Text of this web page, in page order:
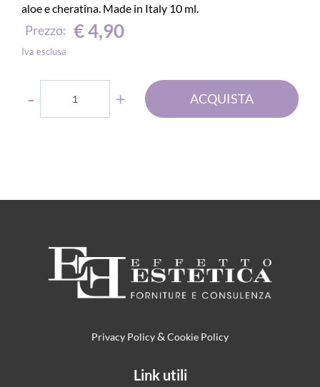
aloe e cheratina. Made in Italy 10 ml.
Prezzo: € 4,90
Iva esclusa
Quantità
ACQUISTA
Privacy Policy& Cookie Policy
Link utili